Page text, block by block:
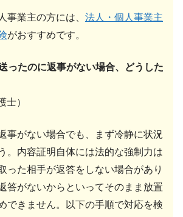
事業主の方には、 法人・個人事業主
がおすすめです。
ったのに返事がない場合、どうした
士）
事がない場合でも、まず冷静に状況
。内容証明自体には法的な強制力は
った相手が返答をしない場合があり
答がないからといってそのまま放置
できません。以下の手順で対応を検